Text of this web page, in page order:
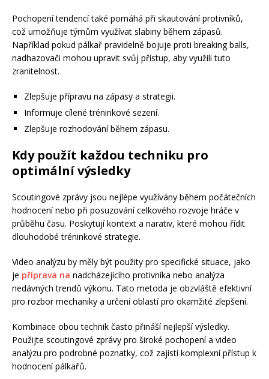
Pochopení tendencí také pomáhá při skautování protivníků,
což umožňuje týmům využívat slabiny během zápasů.
Například pokud pálkař pravidelně bojuje proti breaking balls,
nadhazovači mohou upravit svůj přístup, aby využili tuto
zranitelnost.
Zlepšuje přípravu na zápasy a strategii.
Informuje cílené tréninkové sezení.
Zlepšuje rozhodování během zápasu.
Kdy použít každou techniku pro
optimální výsledky
Scoutingové zprávy jsou nejlépe využívány během počátečních
hodnocení nebo při posuzování celkového rozvoje hráče v
průběhu času. Poskytují kontext a narativ, které mohou řídit
dlouhodobé tréninkové strategie.
Video analýzu by měly být použity pro specifické situace, jako
je příprava na nadcházejícího protivníka nebo analýza
nedávných trendů výkonu. Tato metoda je obzvláště efektivní
pro rozbor mechaniky a určení oblastí pro okamžité zlepšení.
Kombinace obou technik často přináší nejlepší výsledky.
Použijte scoutingové zprávy pro široké pochopení a video
analýzu pro podrobné poznatky, což zajistí komplexní přístup k
hodnocení pálkařů.